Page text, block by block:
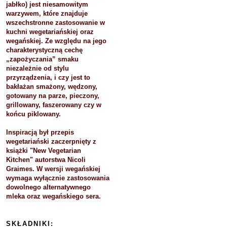
jabłko) jest niesamowitym
warzywem, które znajduje
wszechstronne zastosowanie w
kuchni wegetariańskiej oraz
wegańskiej. Ze względu na jego
charakterystyczną cechę
„zapożyczania” smaku
niezależnie od stylu
przyrządzenia, i czy jest to
bakłażan smażony, wędzony,
gotowany na parze, pieczony,
grillowany, faszerowany czy w
końcu piklowany.
Inspiracją był przepis
wegetariański zaczerpnięty z
książki "New Vegetarian
Kitchen" autorstwa Nicoli
Graimes. W wersji wegańskiej
wymaga wyłącznie zastosowania
dowolnego alternatywnego
mleka oraz wegańskiego sera.
SKŁADNIKI: